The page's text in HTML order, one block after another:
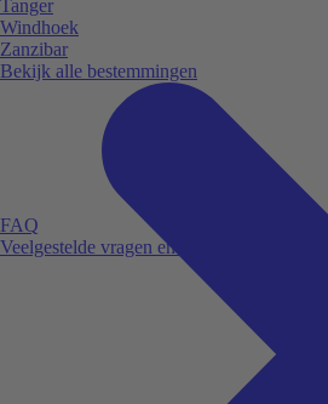
FAQ
Veelgestelde vragen en antwoorden.
Tanger
Windhoek
Zanzibar
Bekijk alle bestemmingen